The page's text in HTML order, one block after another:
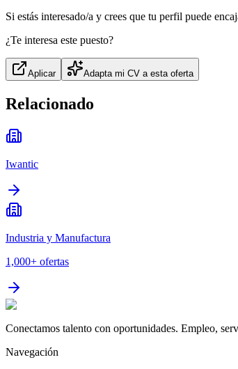
Si estás interesado/a y crees que tu perfil puede
¿Te interesa este puesto?
Aplicar Adapta mi CV a esta oferta
Relacionado
Iwantic
Industria y Manufactura
1,000+ ofertas
Conectamos talento con oportunidades. Empleo,
Navegación